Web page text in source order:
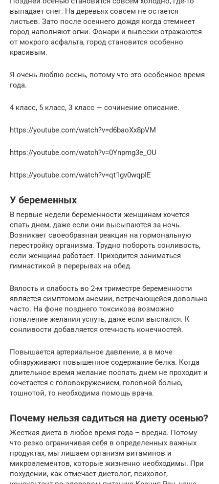
выпадает снег. На деревьях совсем не остается
листьев. Зато после осеннего дождя когда стемнеет
город наполняют огни. Фонари и вывески отражаются
от мокрого асфальта, город становится особенно
красивым.
Я очень люблю осень, потому что это особенное время
года.
4 класс, 5 класс, 3 класс — сочинение описание.
https://youtube.com/watch?v=d6baoXx8pVM
https://youtube.com/watch?v=0Ynpmg3e_OU
https://youtube.com/watch?v=qt1gv0wqpIE
У беременных
В первые недели беременности женщинам хочется
спать днем, даже если они высыпаются за ночь.
Возникает своеобразная реакция на гормональную
перестройку организма. Трудно побороть сонливость,
если женщина работает. Приходится заниматься
гимнастикой в перерывах на обед.
Вялость и слабость во 2-м триместре беременности
является симптомом анемии, встречающейся довольно
часто. На фоне позднего токсикоза возможно
появление желания уснуть, даже если выспался. К
сонливости добавляется отечность конечностей.
Повышается артериальное давление, а в моче
обнаруживают повышенное содержание белка. Когда
длительное время желание поспать днем не проходит и
сочетается с головокружением, головной болью,
тошнотой, то необходима помощь врача.
Почему нельзя садиться на диету осенью?
Жесткая диета в любое время года – вредна. Потому
что резко ограничивая себя в определенных важных
продуктах, мы лишаем организм витаминов и
микроэлементов, которые жизненно необходимы. При
похудении, как отмечает диетолог, психолог,